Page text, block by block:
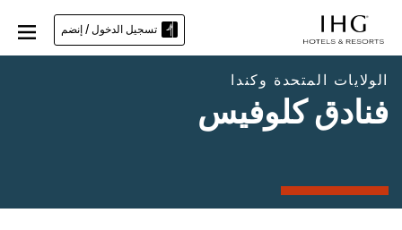
تسجيل الدخول / إنضم
الولايات المتحدة وكندا
فنادق كلوفيس